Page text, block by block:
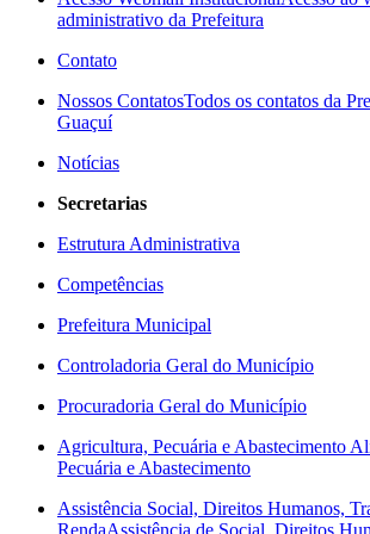
administrativo da Prefeitura
Contato
Nossos ContatosTodos os contatos da
Guaçuí
Notícias
Secretarias
Estrutura Administrativa
Competências
Prefeitura Municipal
Controladoria Geral do Município
Procuradoria Geral do Município
Agricultura, Pecuária e Abastecimento
Pecuária e Abastecimento
Assistência Social, Direitos Humanos,
RendaAssistência de Social, Direitos